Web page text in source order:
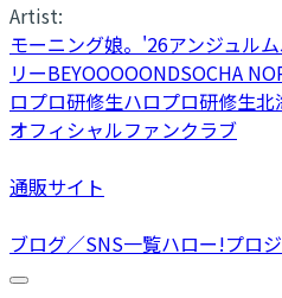
Artist:
モーニング娘。'26アンジュルム
リーBEYOOOOONDSOCHA
ロプロ研修生ハロプロ研修生北
オフィシャルファンクラブ
通販サイト
ブログ／SNS一覧ハロー!プロ